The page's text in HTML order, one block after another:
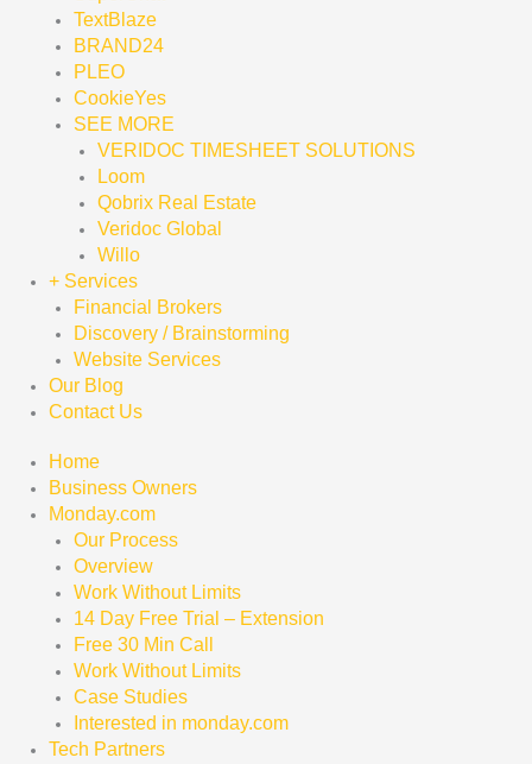
TextBlaze
BRAND24
PLEO
CookieYes
SEE MORE
VERIDOC TIMESHEET SOLUTIONS
Loom
Qobrix Real Estate
Veridoc Global
Willo
+ Services
Financial Brokers
Discovery / Brainstorming
Website Services
Our Blog
Contact Us
Home
Business Owners
Monday.com
Our Process
Overview
Work Without Limits
14 Day Free Trial – Extension
Free 30 Min Call
Work Without Limits
Case Studies
Interested in monday.com
Tech Partners